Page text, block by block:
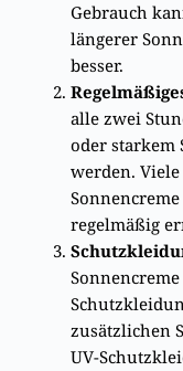
Gebrauch
längerer
besser.
alle zwei
oder starkem
werden. Viele
regelmäßig
zusätzlichen
UV-